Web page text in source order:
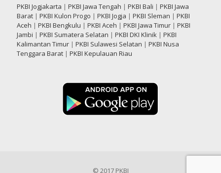
PKBI Jogjakarta | PKBI Jawa Tengah | PKBI Bali | PKBI Jawa
Barat| PKBI Kulon Progo | PKBI Jogja | PKBI Sleman | PKBI
Aceh | PKBI Bengkulu | PKBI Aceh | PKBI Jawa Timur| PKBI
Jambi | PKBI Sumatera Selatan | PKBI DKI Klinik| PKBI
Kalimantan Timur| PKBI Sulawesi Selatan | PKBI Nusa
Tenggara Barat| PKBI Kepulauan Riau
© 2017 PKBI